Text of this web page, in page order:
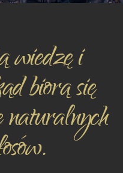
wiedzę i
biorą się